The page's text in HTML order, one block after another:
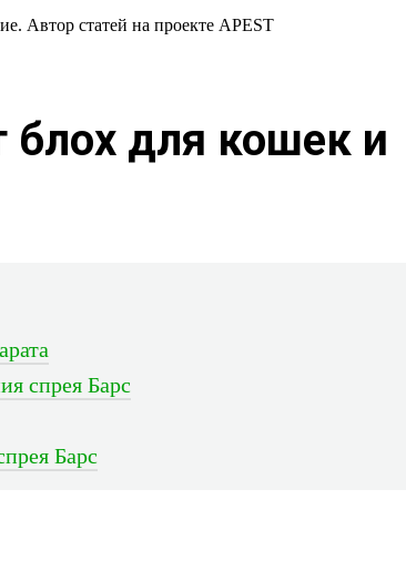
Автор статей на проекте APEST
блох для кошек и
спрея Барс
Барс